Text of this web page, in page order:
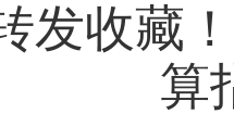
发收藏
算